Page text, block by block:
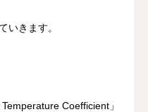
いきます。
Coefficient」